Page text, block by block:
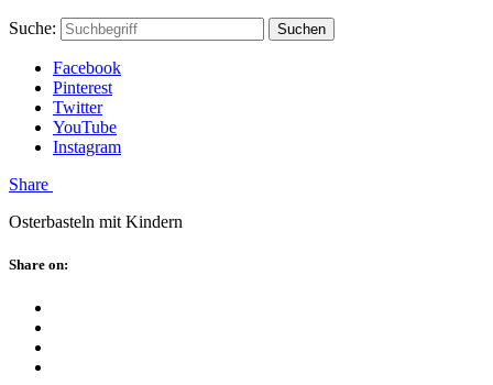
Skip
content
Hauptstadtmutti
Schließen
Search
Schließen
Suche: Suchen
Facebook
Pinterest
Twitter
YouTube
Instagram
Menü
Share
Osterbasteln mit Kindern
Schließen
Share on: